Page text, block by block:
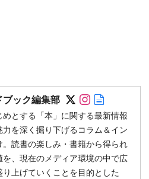
ブック編集部 Follow on
Follow on
とする「本」に関する最新情報
力を深く掘り下げるコラム＆イン
。読書の楽しみ・書籍から得られ
、現在のメディア環境の中で広
り上げていくことを目的とした